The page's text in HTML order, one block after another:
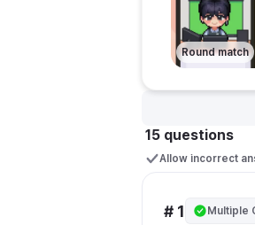
Round match
15 questions
Allow incorrect
# 1 Multiple